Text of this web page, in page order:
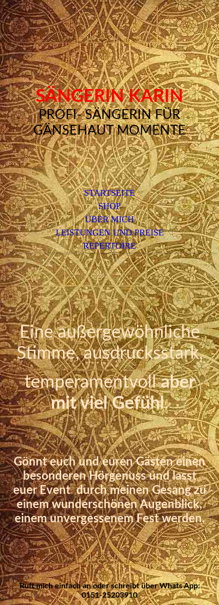
SÄNGERIN KARIN
PROFI- SÄNGERIN FÜR
GÄNSEHAUT MOMENTE
STARTSEITE
SHOP
ÜBER MICH
LEISTUNGEN UND PREISE
REPERTOIRE
Eine außergewöhnliche
Stimme, ausdrucksstark,
temperamentvollaber
mit viel Gefühl.
Gönnt euch und euren Gästen einen
besonderen Hörgenuss und lasst
euer Event durch meinen Gesang zu
einem wunderschönen Augenblick,
einem unvergessenem Fest werden.
Ruft mich einfach an oder schreibt über Whats App:
0151-25203910